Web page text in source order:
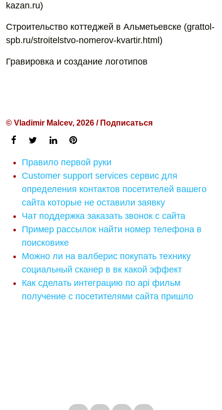
kazan.ru)
Строительство коттеджей в Альметьевске (grattol-
spb.ru/stroitelstvo-nomerov-kvartir.html)
Гравировка и создание логотипов
© Vladimir Malcev, 2026 / Подписаться
Правило первой руки
Customer support services сервис для
определения контактов посетителей вашего
сайта которые не оставили заявку
Чат поддержка заказать звонок с сайта
Пример рассылок найти номер телефона в
поисковике
Можно ли на валберис покупать технику
социальный сканер в вк какой эффект
Как сделать интеграцию по api фильм
получение с посетителями сайта пришло